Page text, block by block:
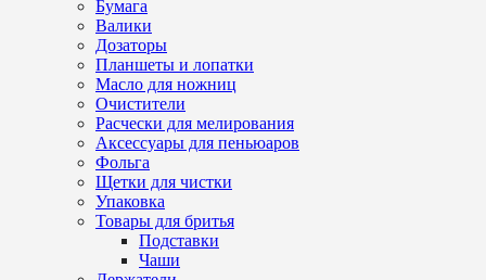
Бумага
Валики
Дозаторы
Планшеты и лопатки
Масло для ножниц
Очистители
Расчески для мелирования
Аксессуары для пеньюаров
Фольга
Щетки для чистки
Упаковка
Товары для бритья
Подставки
Чаши